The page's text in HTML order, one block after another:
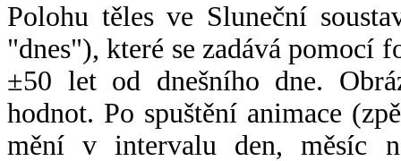
Polohu těles ve Sluneční
"dnes"), které se zadává pomocí
±50 let od dnešního dne.
hodnot. Po spuštění animace
mění v intervalu den, měsíc